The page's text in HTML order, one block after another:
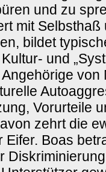
und zu
mit Selbsthaß
bildet
und
von
Vorurteile
zehrt die
Boas